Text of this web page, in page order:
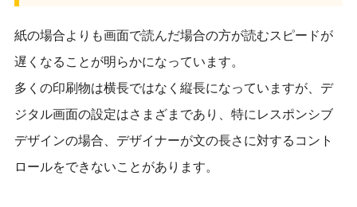
紙の場合よりも画面で読んだ場合の方が読むスピードが
遅くなることが明らかになっています。
多くの印刷物は横長ではなく縦長になっていますが、デ
ジタル画面の設定はさまざまであり、特にレスポンシブ
デザインの場合、デザイナーが文の長さに対するコント
ロールをできないことがあります。